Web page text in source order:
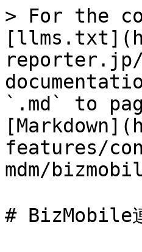
> For the
`.md` to
features/
mdm/
# BizMobile